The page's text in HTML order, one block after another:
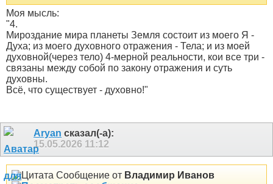
Моя мысль:
"4.
Мироздание мира планеты Земля состоит из моего Я -
Духа; из моего духовного отражения - Тела; и из моей
духовной(через тело) 4-мерной реальности, кои все три -
связаны между собой по закону отражения и суть
духовны.
Всё, что существует - духовно!"
Aryan сказал(-а):
15.05.2026 11:12
Сообщение от Владимир Иванов